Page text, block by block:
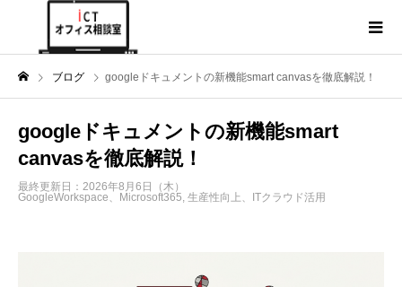
ブログ googleドキュメントの新機能smart canvasを徹底解説！
googleドキュメントの新機能smart
canvasを徹底解説！
最終更新日：2026年8月6日（木）
GoogleWorkspace、Microsoft365 生産性向上、ITクラウド活用